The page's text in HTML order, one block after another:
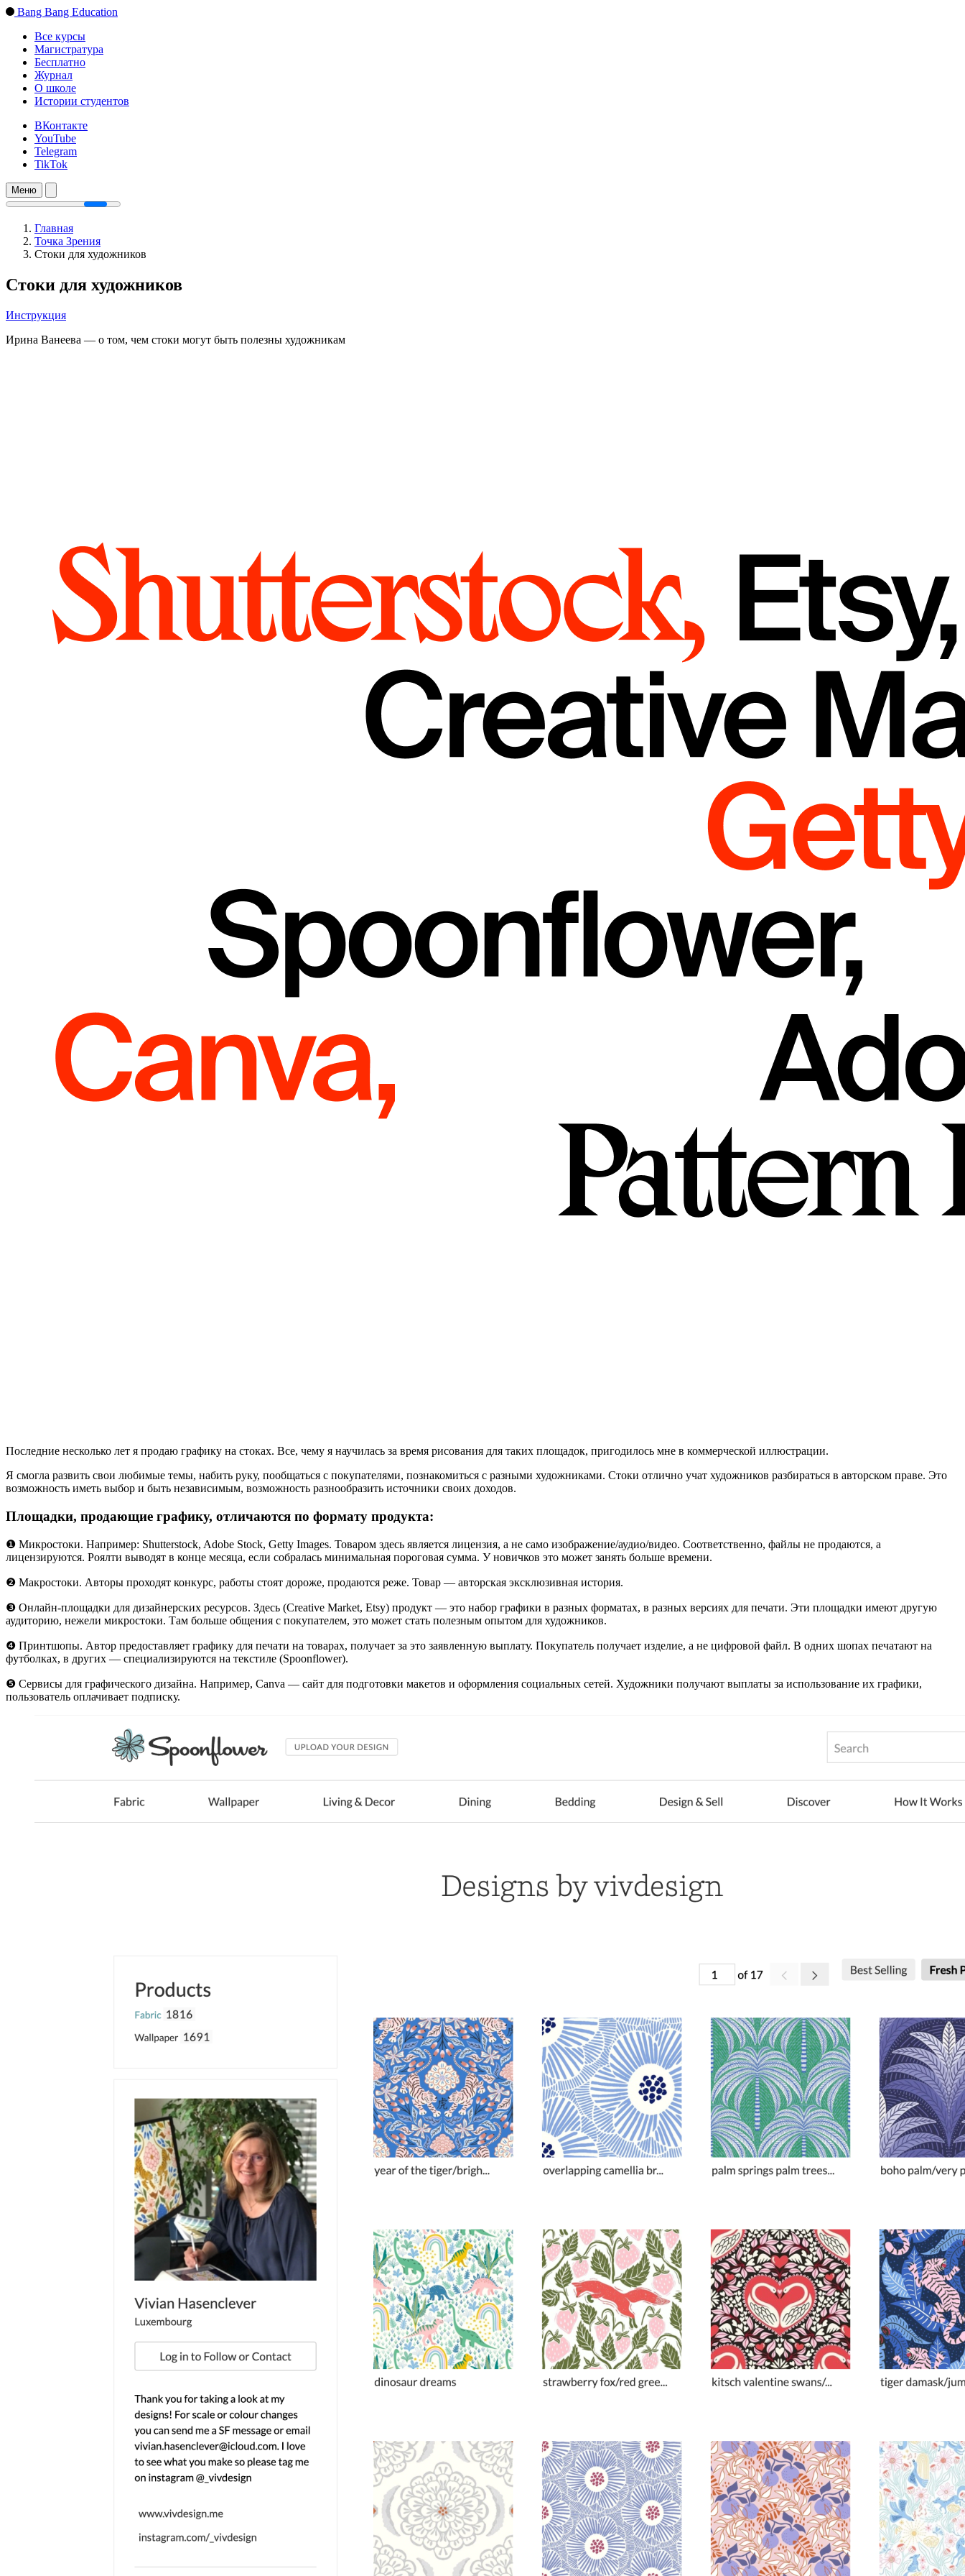
Bang Bang Education
Все курсы
Магистратура
Бесплатно
Журнал
О школе
Истории студентов
ВКонтакте
YouTube
Telegram
TikTok
Меню
Главная
Точка Зрения
Стоки для художников
Стоки для художников
Инструкция
Ирина Ванеева — о том, чем стоки могут быть полезны художникам
Последние несколько лет я продаю графику на стоках. Все, чему я научилась за время рисования для таких площадок, пригодилось мне в коммерческой иллюстрации.
Я смогла развить свои любимые темы, набить руку, пообщаться с покупателями, познакомиться с разными художниками. Стоки отлично учат художников разбираться в авторском праве. Это
возможность иметь выбор и быть независимым, возможность разнообразить источники своих доходов.
Площадки, продающие графику, отличаются по формату продукта:
❶ Микростоки. Например: Shutterstock, Adobe Stock, Getty Images. Товаром здесь является лицензия, а не само изображение/аудио/видео. Соответственно, файлы не продаются, а
лицензируются. Роялти выводят в конце месяца, если собралась минимальная пороговая сумма. У новичков это может занять больше времени.
❷ Макростоки. Авторы проходят конкурс, работы стоят дороже, продаются реже. Товар — авторская эксклюзивная история.
❸ Онлайн-площадки для дизайнерских ресурсов. Здесь (Creative Market, Etsy) продукт — это набор графики в разных форматах, в разных версиях для печати. Эти площадки имеют другую
аудиторию, нежели микростоки. Там больше общения с покупателем, это может стать полезным опытом для художников.
❹ Принтшопы. Автор предоставляет графику для печати на товарах, получает за это заявленную выплату. Покупатель получает изделие, а не цифровой файл. В одних шопах печатают на
футболках, в других — специализируются на текстиле (Spoonflower).
❺ Сервисы для графического дизайна. Например, Canva — сайт для подготовки макетов и оформления социальных сетей. Художники получают выплаты за использование их графики,
пользователь оплачивает подписку.